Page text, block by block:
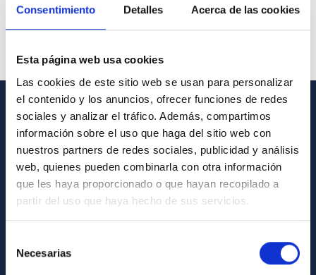
Consentimiento Detalles Acerca de las cookies
Esta página web usa cookies
Las cookies de este sitio web se usan para personalizar
el contenido y los anuncios, ofrecer funciones de redes
sociales y analizar el tráfico. Además, compartimos
información sobre el uso que haga del sitio web con
nuestros partners de redes sociales, publicidad y análisis
web, quienes pueden combinarla con otra información
que les haya proporcionado o que hayan recopilado a
partir del uso que haya hecho de sus servicios.
Necesarias
GENERAL INFORMATION
Contact
How to get to the IAC
List of personnel
Library
General register